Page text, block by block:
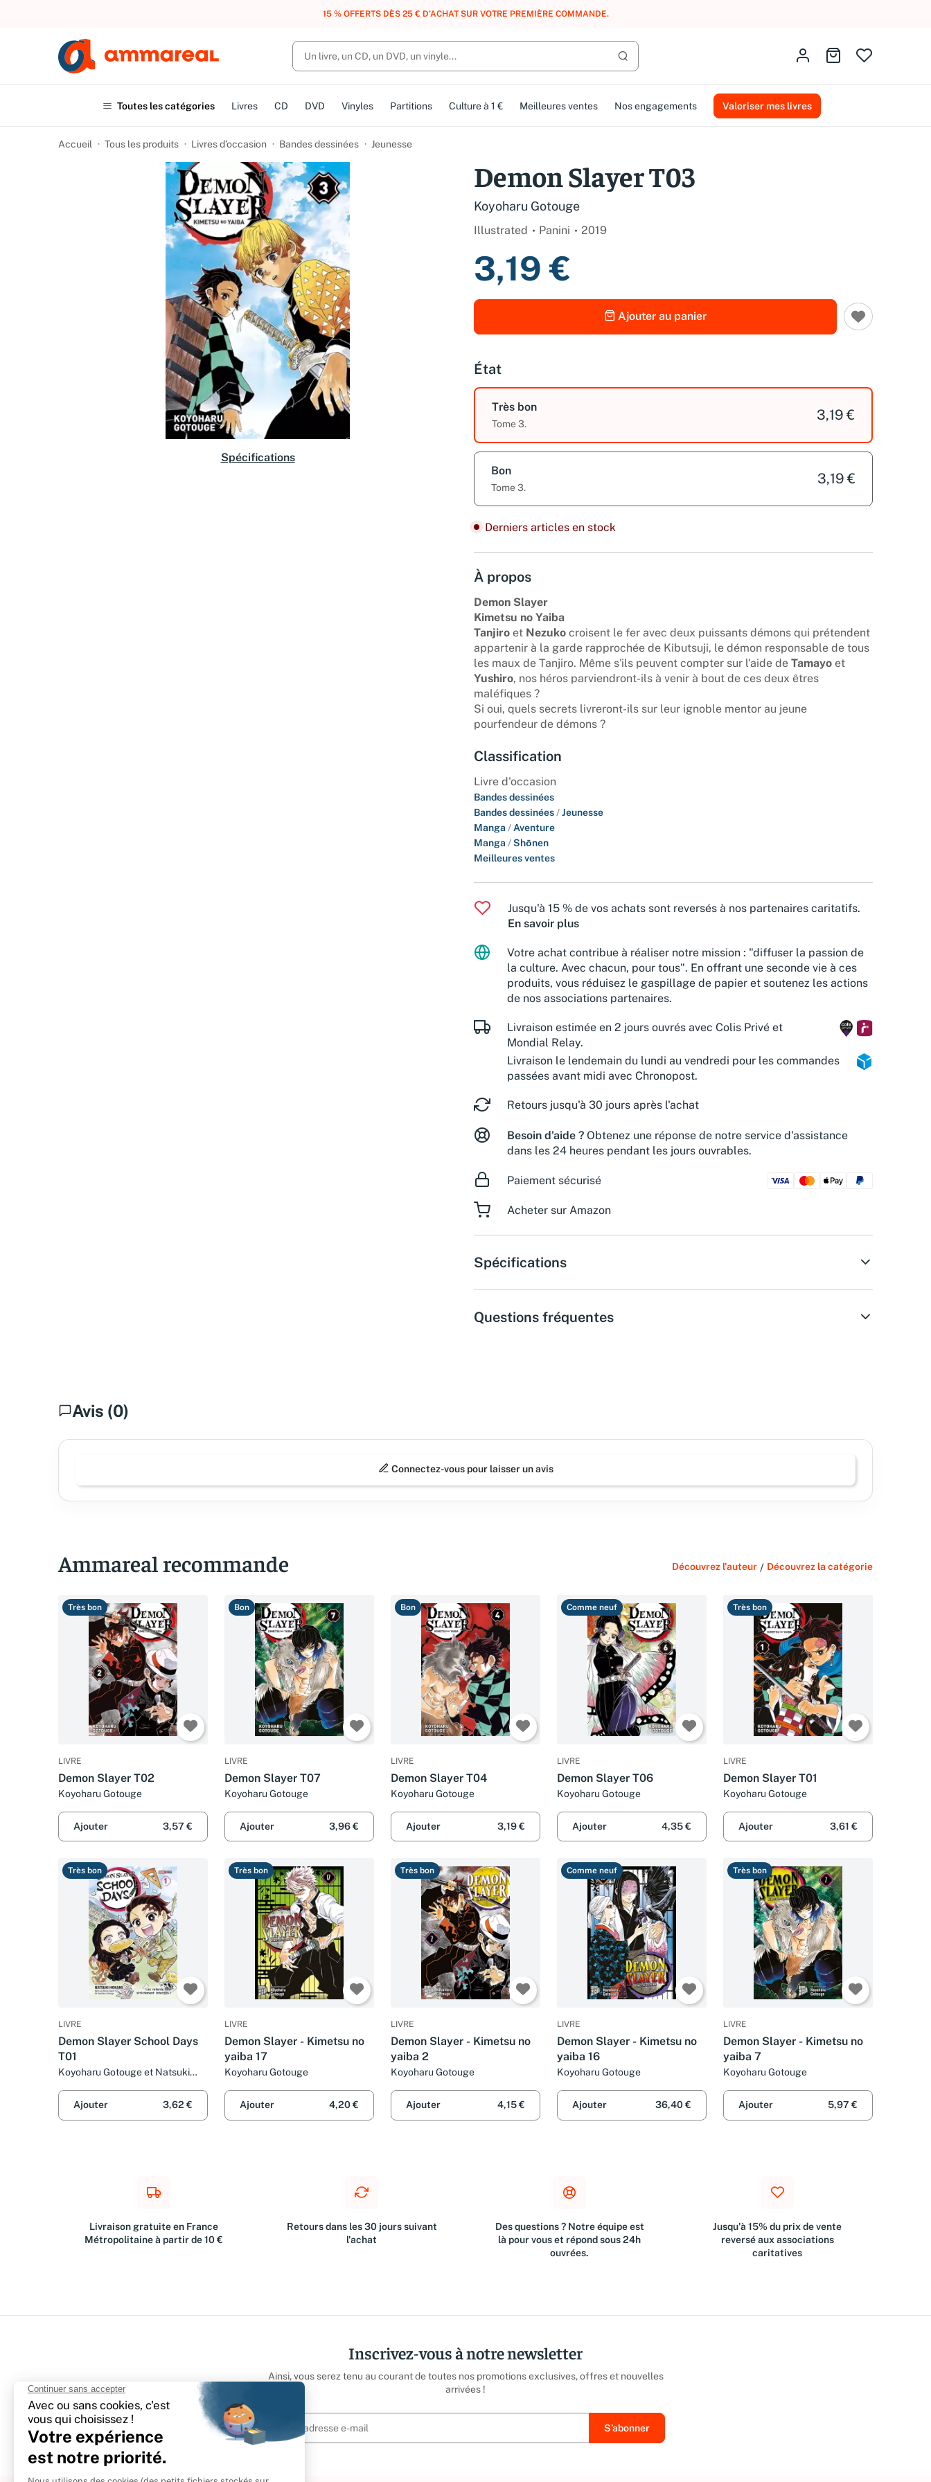
UN ACHAT, DES POINTS, DES RÉCOMPENSES :REJOIGNEZ GRATUITEMENT LE CLUB AMMAREAL.
Lancer la recherche
Identifiez-vousAller au panier
Toutes les catégories Livres CD DVD Vinyles Partitions Culture à 1 € Meilleures ventes Nos engagements Valoriser mes livres
Accueil Tous les produits Livres d’occasion Bandes dessinées Jeunesse
Spécifications
Demon Slayer T03
Koyoharu Gotouge
Illustrated Panini 2019
3,19 €
Ajouter au panier
État
Très bon
Tome 3.
3,19 €
Bon
Tome 3.
3,19 €
Derniers articles en stock
À propos
Demon Slayer
Kimetsu no Yaiba
Tanjiro et Nezuko croisent le fer avec deux puissants démons qui prétendent
appartenir à la garde rapprochée de Kibutsuji, le démon responsable de tous
les maux de Tanjiro. Même s'ils peuvent compter sur l'aide de Tamayo et
Yushiro, nos héros parviendront-ils à venir à bout de ces deux êtres
maléfiques ?
Si oui, quels secrets livreront-ils sur leur ignoble mentor au jeune
pourfendeur de démons ?
Classification
Livre d'occasion
Bandes dessinées
Bandes dessinées /Jeunesse
Manga / Aventure
Manga /Shōnen
Meilleures ventes
Jusqu'à 15 % de vos achats sont reversés à nos partenaires caritatifs.
En savoir plus
Votre achat contribue à réaliser notre mission : "diffuser la passion de
la culture. Avec chacun, pour tous". En offrant une seconde vie à ces
produits, vous réduisez le gaspillage de papier et soutenez les actions
de nos associations partenaires.
Livraison estimée en 2 jours ouvrés avec Colis Privé et
Mondial Relay.
Livraison le lendemain du lundi au vendredi pour les commandes
passées avant midi avec Chronopost.
Retours jusqu'à 30 jours après l'achat
Besoin d'aide ? Obtenez une réponse de notre service d'assistance
dans les 24 heures pendant les jours ouvrables.
Paiement sécurisé
Acheter sur Amazon
Spécifications
Questions fréquentes
Avis (0)
Connectez-vous pour laisser un avis
Ammareal recommande Découvrez l'auteur / Découvrez la catégorie
Très bon
LIVRE
Demon Slayer T02
Koyoharu Gotouge
Ajouter 3,57 €
Bon
LIVRE
Demon Slayer T07
Koyoharu Gotouge
Ajouter 3,96 €
Bon
LIVRE
Demon Slayer T04
Koyoharu Gotouge
Ajouter 3,19 €
Comme neuf
LIVRE
Demon Slayer T06
Koyoharu Gotouge
Ajouter 4,35 €
Très bon
LIVRE
Demon Slayer T01
Koyoharu Gotouge
Ajouter 3,61 €
Très bon
LIVRE
Demon Slayer School Days
T01
Koyoharu Gotouge et Natsuki
Ajouter
3,62 €
Très bon
LIVRE
Demon Slayer - Kimetsu no
yaiba 17
Koyoharu Gotouge
Ajouter 4,20 €
Très bon
LIVRE
Demon Slayer - Kimetsu no
yaiba 2
Koyoharu Gotouge
Ajouter 4,15 €
Comme neuf
LIVRE
Demon Slayer - Kimetsu no
yaiba 16
Koyoharu Gotouge
Ajouter 36,40 €
Très bon
LIVRE
Demon Slayer - Kimetsu no
yaiba 7
Koyoharu Gotouge
Ajouter 5,97 €
Livraison gratuite en France
Métropolitaine à partir de 10 €
Retours dans les 30 jours suivant
l'achat
Des questions ? Notre équipe est
là pour vous et répond sous 24h
ouvrées.
Jusqu'à 15% du prix de vente
reversé aux associations
caritatives
Inscrivez-vous à notre newsletter
Ainsi, vous serez tenu au courant de toutes nos promotions exclusives, offres et nouvelles
arrivées !